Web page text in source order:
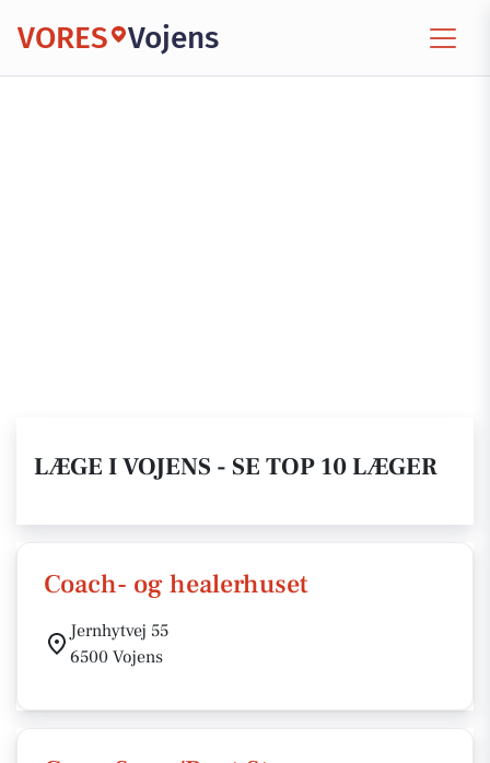
VORES Vojens
LÆGE I VOJENS - SE TOP 10 LÆGER
Coach- og healerhuset
Jernhytvej 55
6500 Vojens